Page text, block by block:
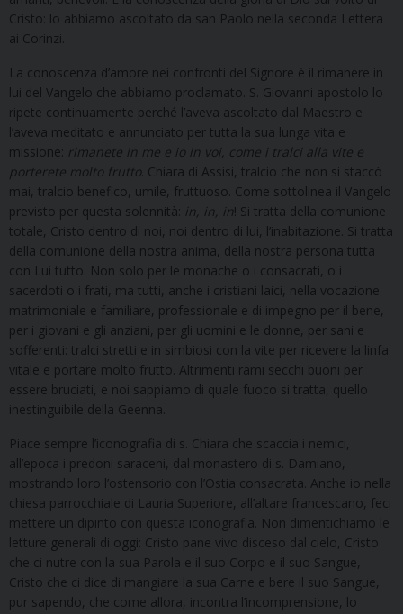
Cristo: lo abbiamo ascoltato da san Paolo nella seconda Lettera
ai Corinzi.
La conoscenza d’amore nei confronti del Signore è il rimanere in
lui del Vangelo che abbiamo proclamato. S. Giovanni apostolo lo
ripete continuamente perché l’aveva ascoltato dal Maestro e
l’aveva meditato e annunciato per tutta la sua lunga vita e
missione: rimanete in me e io in voi, come i tralci alla vite e
porterete molto frutto . Chiara di Assisi, tralcio che non si staccò
mai, tralcio benefico, umile, fruttuoso. Come sottolinea il Vangelo
previsto per questa solennità: in, in, in! Si tratta della comunione
totale, Cristo dentro di noi, noi dentro di lui, l’inabitazione. Si tratta
della comunione della nostra anima, della nostra persona tutta
con Lui tutto. Non solo per le monache o i consacrati, o i
sacerdoti o i frati, ma tutti, anche i cristiani laici, nella vocazione
matrimoniale e familiare, professionale e di impegno per il bene,
per i giovani e gli anziani, per gli uomini e le donne, per sani e
sofferenti: tralci stretti e in simbiosi con la vite per ricevere la linfa
vitale e portare molto frutto. Altrimenti rami secchi buoni per
essere bruciati, e noi sappiamo di quale fuoco si tratta, quello
inestinguibile della Geenna.
Piace sempre l’iconografia di s. Chiara che scaccia i nemici,
all’epoca i predoni saraceni, dal monastero di s. Damiano,
mostrando loro l’ostensorio con l’Ostia consacrata. Anche io nella
chiesa parrocchiale di Lauria Superiore, all’altare francescano, feci
mettere un dipinto con questa iconografia. Non dimentichiamo le
letture generali di oggi: Cristo pane vivo disceso dal cielo, Cristo
che ci nutre con la sua Parola e il suo Corpo e il suo Sangue,
Cristo che ci dice di mangiare la sua Carne e bere il suo Sangue,
pur sapendo, che come allora, incontra l’incomprensione, lo